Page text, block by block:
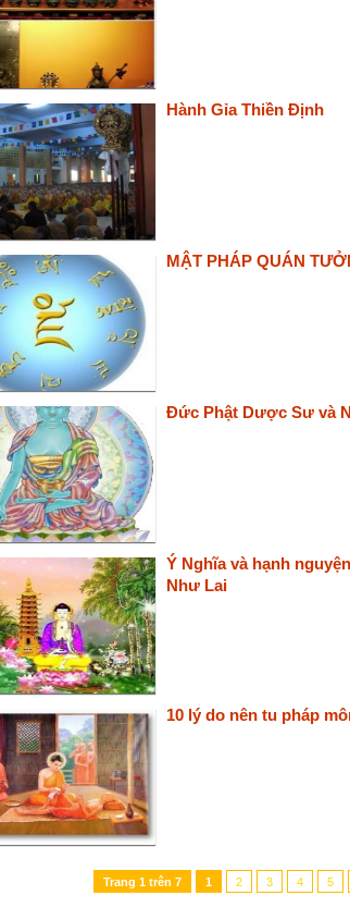
Hành Gỉa Thiền Định
MẬT PHÁP QUÁN
Đức Phật Dược Sư và
Ý Nghĩa và hạnh
Như Lai
10 lý do nên tu pháp
Trang 1 trên 7 1 2 3 4 5